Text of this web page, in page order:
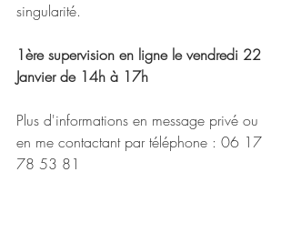
singularité.
1ère supervision en ligne le vendredi 22
Janvier de 14h à 17h
Plus d'informations en message privé ou
en me contactant par téléphone : 06 17
78 53 81